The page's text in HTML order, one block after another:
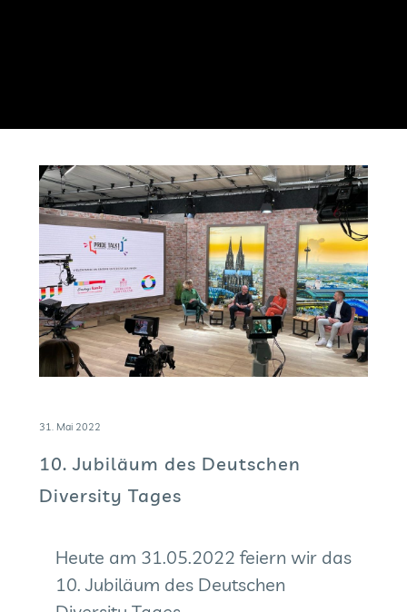
31. Mai 2022
10. Jubiläum des Deutschen
Diversity Tages
Heute am 31.05.2022 feiern wir das
10. Jubiläum des Deutschen